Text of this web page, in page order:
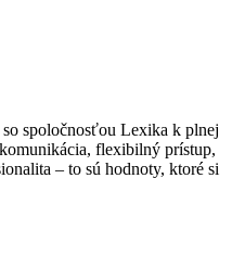
spoločnosťou Lexika k plnej
flexibilný prístup,
– to sú hodnoty, ktoré si